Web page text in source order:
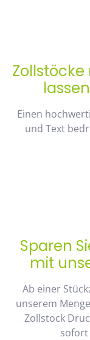
Einen
und Text
Sparen
mit
Ab einer
unserem
Zollstock
sofort